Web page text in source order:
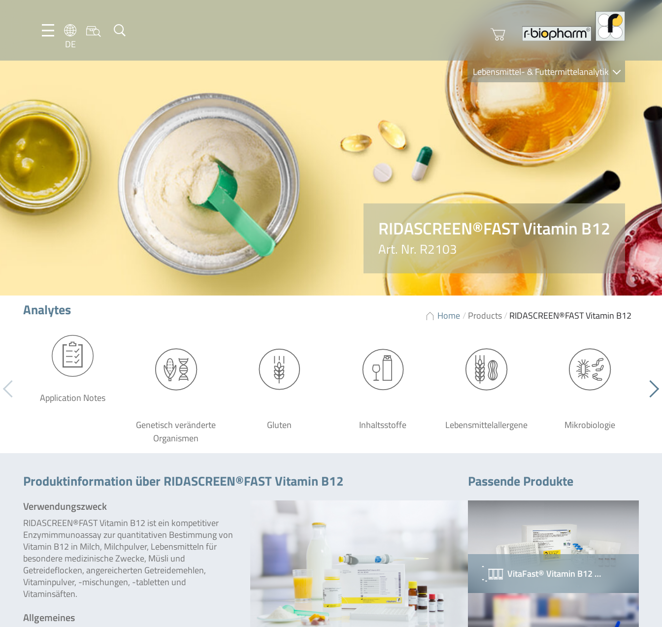
DE
DE
Lebensmittel- & Futtermittelanalytik
Clinical Diagnostics
R-Biopharm AG
Nutrition Care
RIDASCREEN®FAST Vitamin B12
Art. Nr. R2103
Home /Products/RIDASCREEN®FAST Vitamin B12
Analytes
Application Notes
Genetisch veränderte
Organismen
Gluten Inhaltsstoffe Lebensmittelallergene Mikrobiologie
Produktinformation über RIDASCREEN®FAST Vitamin B12
Verwendungszweck
RIDASCREEN®FAST Vitamin B12 ist ein kompetitiver
Enzymimmunoassay zur quantitativen Bestimmung von
Vitamin B12 in Milch, Milchpulver, Lebensmitteln für
besondere medizinische Zwecke, Müsli und
Getreideflocken, angereicherten Getreidemehlen,
Vitaminpulver, -mischungen, -tabletten und
Vitaminsäften.
Allgemeines
Passende Produkte
VitaFast® Vitamin B12 …